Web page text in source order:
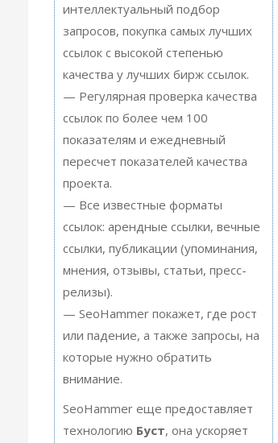
интеллектуальный подбор
запросов, покупка самых лучших
ссылок с высокой степенью
качества у лучших бирж ссылок.
— Регулярная проверка качества
ссылок по более чем 100
показателям и ежедневный
пересчет показателей качества
проекта.
— Все известные форматы
ссылок: арендные ссылки, вечные
ссылки, публикации (упоминания,
мнения, отзывы, статьи, пресс-
релизы).
— SeoHammer покажет, где рост
или падение, а также запросы, на
которые нужно обратить
внимание.
SeoHammer еще предоставляет
технологию Буст, она ускоряет